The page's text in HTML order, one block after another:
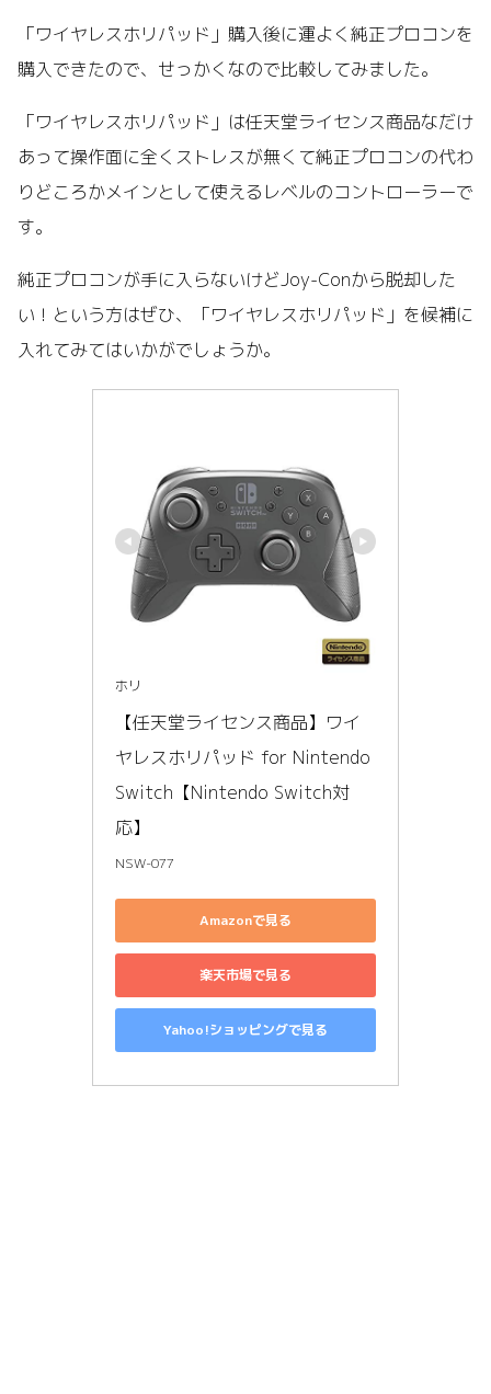
「ワイヤレスホリパッド」購入後に運よく純正プロコンを
購入できたので、せっかくなので比較してみました。
「ワイヤレスホリパッド」は任天堂ライセンス商品なだけ
あって操作面に全くストレスが無くて純正プロコンの代わ
りどころかメインとして使えるレベルのコントローラーで
す。
純正プロコンが手に入らないけどJoy-Conから脱却した
い！という方はぜひ、「ワイヤレスホリパッド」を候補に
入れてみてはいかがでしょうか。
ホリ
【任天堂ライセンス商品】ワイ
ヤレスホリパッド for Nintendo
Switch【Nintendo Switch対
応】
NSW-077
Amazonで見る
楽天市場で見る
Yahoo!ショッピングで見る